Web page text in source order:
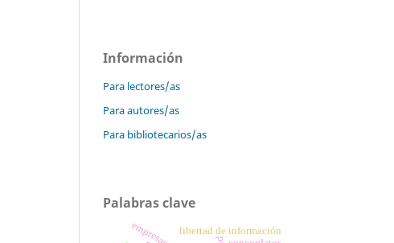
Información
Para lectores/as
Para autores/as
Para bibliotecarios/as
Palabras clave
libertad de información